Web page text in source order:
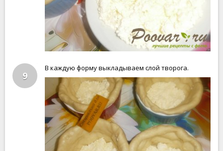
9
В каждую форму выкладываем слой творога.